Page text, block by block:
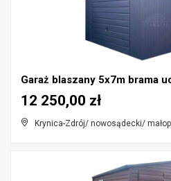
Garaż blaszany 5x7m brama
Krynica-Zdrój/ nowosądecki/
12 250,00 zł